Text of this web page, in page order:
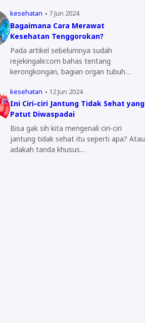
kesehatan 7 Jun 2024
Bagaimana Cara Merawat
Kesehatan Tenggorokan?
Pada artikel sebelumnya sudah
rejekingalir.com bahas tentang
kerongkongan, bagian organ tubuh
kesehatan 12 Jun 2024
Ini Ciri-ciri Jantung Tidak Sehat yang
Patut Diwaspadai
Bisa gak sih kita mengenali ciri-ciri
jantung tidak sehat itu seperti apa? Atau
adakah tanda khusus…